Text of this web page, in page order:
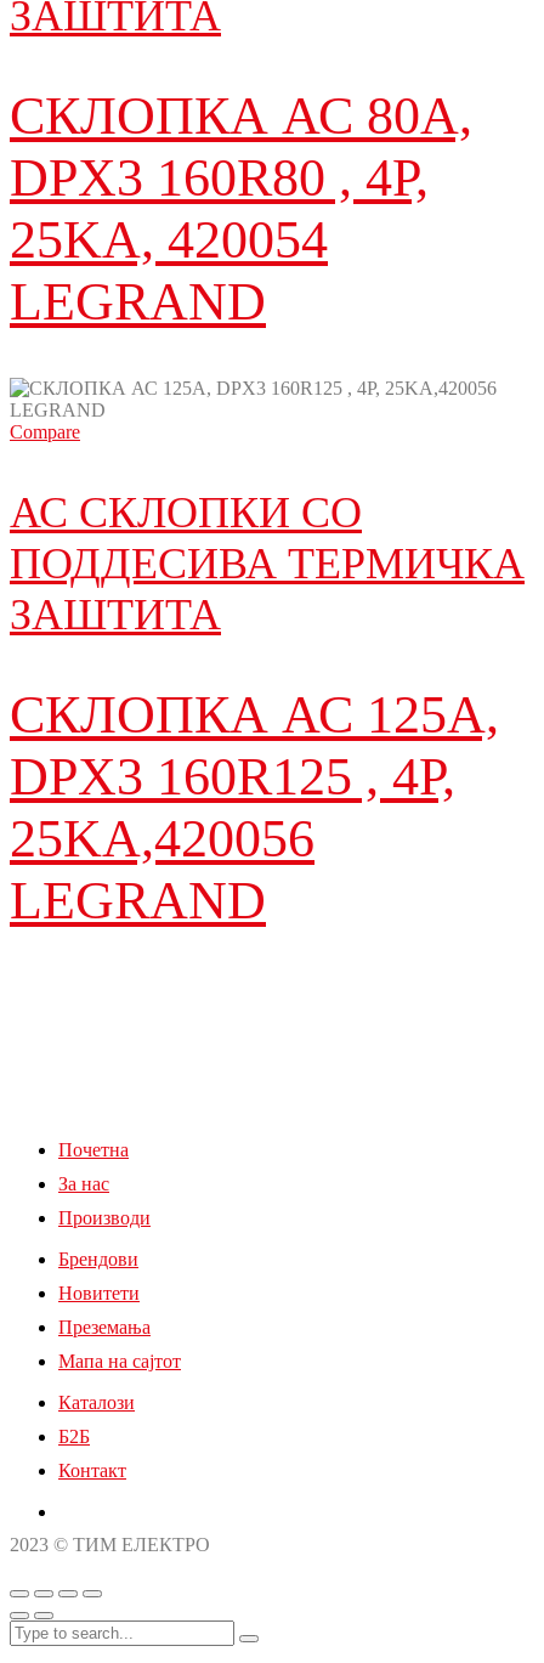
ЗАШТИТА
СКЛОПКА АС 80A,
DPX3 160R80 , 4P,
25KA, 420054
LEGRAND
Compare
АС СКЛОПКИ СО
ПОДДЕСИВА ТЕРМИЧКА
ЗАШТИТА
СКЛОПКА АС 125A,
DPX3 160R125 , 4P,
25KA,420056
LEGRAND
Почетна
За нас
Производи
Брендови
Новитети
Преземања
Мапа на сајтот
Каталози
Б2Б
Контакт
2023 © ТИМ ЕЛЕКТРО